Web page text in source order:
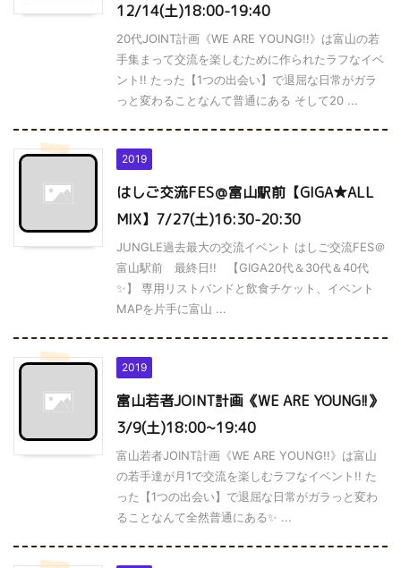
12/14(土)18:00-19:40
20代JOINT計画《WE ARE YOUNG!!》は富山の若
手集まって交流を楽しむために作られたラフなイベ
ント!! たった【1つの出会い】で退屈な日常がガラ
っと変わることなんて普通にある そして20 ...
2019
はしご交流FES＠富山駅前【GIGA★ALL
MIX】7/27(土)16:30-20:30
JUNGLE過去最大の交流イベント はしご交流FES＠
富山駅前 最終日!! 【GIGA20代＆30代＆40代
✨】 専用リストバンドと飲食チケット、イベント
MAPを片手に富山 ...
2019
富山若者JOINT計画《WE ARE YOUNG!!》
3/9(土)18:00~19:40
富山若者JOINT計画《WE ARE YOUNG!!》は富山
の若手達が月1で交流を楽しむラフなイベント!! た
った【1つの出会い】で退屈な日常がガラっと変わ
ることなんて全然普通にある✨ ...